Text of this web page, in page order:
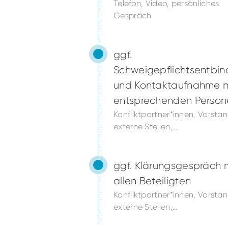
Telefon, Video, persönliches
Gespräch
ggf.
und Kontaktaufnahme
entsprechenden
Konfliktpartner*innen,
externe Stellen,...
ggf. Klärungsgespräch
allen Beteiligten
Konfliktpartner*innen,
externe Stellen,...